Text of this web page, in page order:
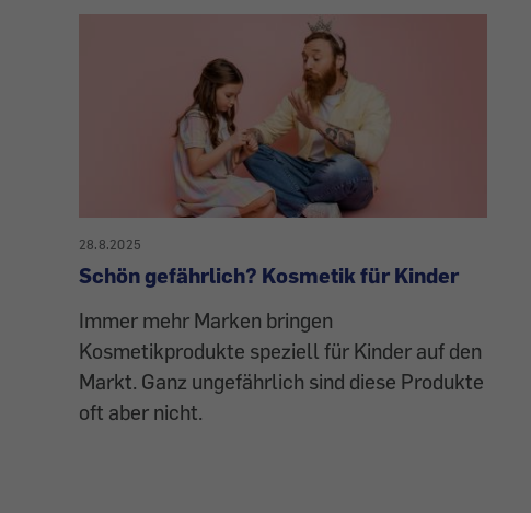
28.8.2025
Schön gefährlich? Kosmetik für Kinder
Immer mehr Marken bringen
Kosmetikprodukte speziell für Kinder auf den
Markt. Ganz ungefährlich sind diese Produkte
oft aber nicht.